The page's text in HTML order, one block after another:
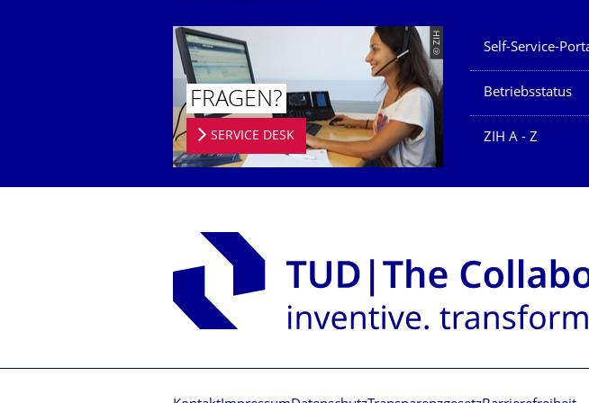
© ZIH
FRAGEN?
SERVICE DESK
Unsere
Self-Service-
Betriebsstatus
ZIH A - Z